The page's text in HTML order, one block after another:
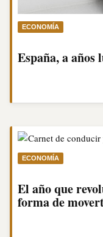
ECONOMÍA
España, a años
ECONOMÍA
El año que
forma de